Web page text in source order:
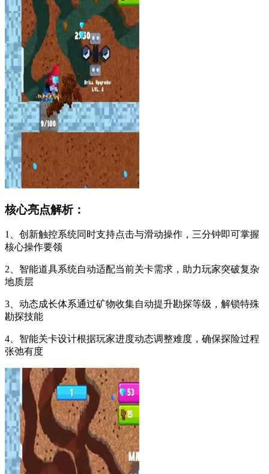
核心亮点解析：
1、创新触控系统同时支持点击与滑动操作，三分钟即可掌握
核心操作要领
2、智能道具系统自动适配当前关卡需求，助力玩家突破复杂
地质层
3、动态成长体系通过矿物收集自动提升勘探等级，解锁特殊
勘探技能
4、智能关卡设计根据玩家进度动态调整难度，确保探险过程
张弛有度